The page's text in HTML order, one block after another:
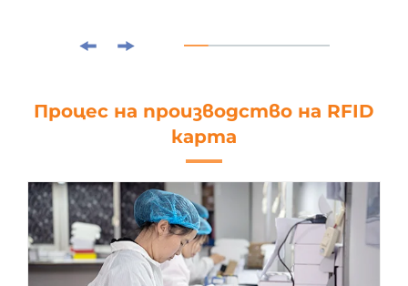
Процес на производство на RFID
карта